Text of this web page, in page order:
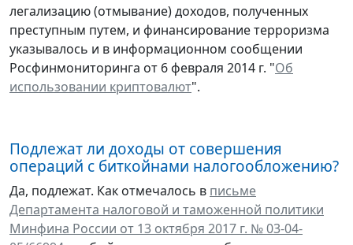
легализацию (отмывание) доходов, полученных
преступным путем, и финансирование терроризма
указывалось и в информационном сообщении
Росфинмониторинга от 6 февраля 2014 г. "Об
использовании криптовалют".
Подлежат ли доходы от совершения
операций с биткойнами налогообложению?
Да, подлежат. Как отмечалось в письме
Департамента налоговой и таможенной политики
Минфина России от 13 октября 2017 г. № 03-04-